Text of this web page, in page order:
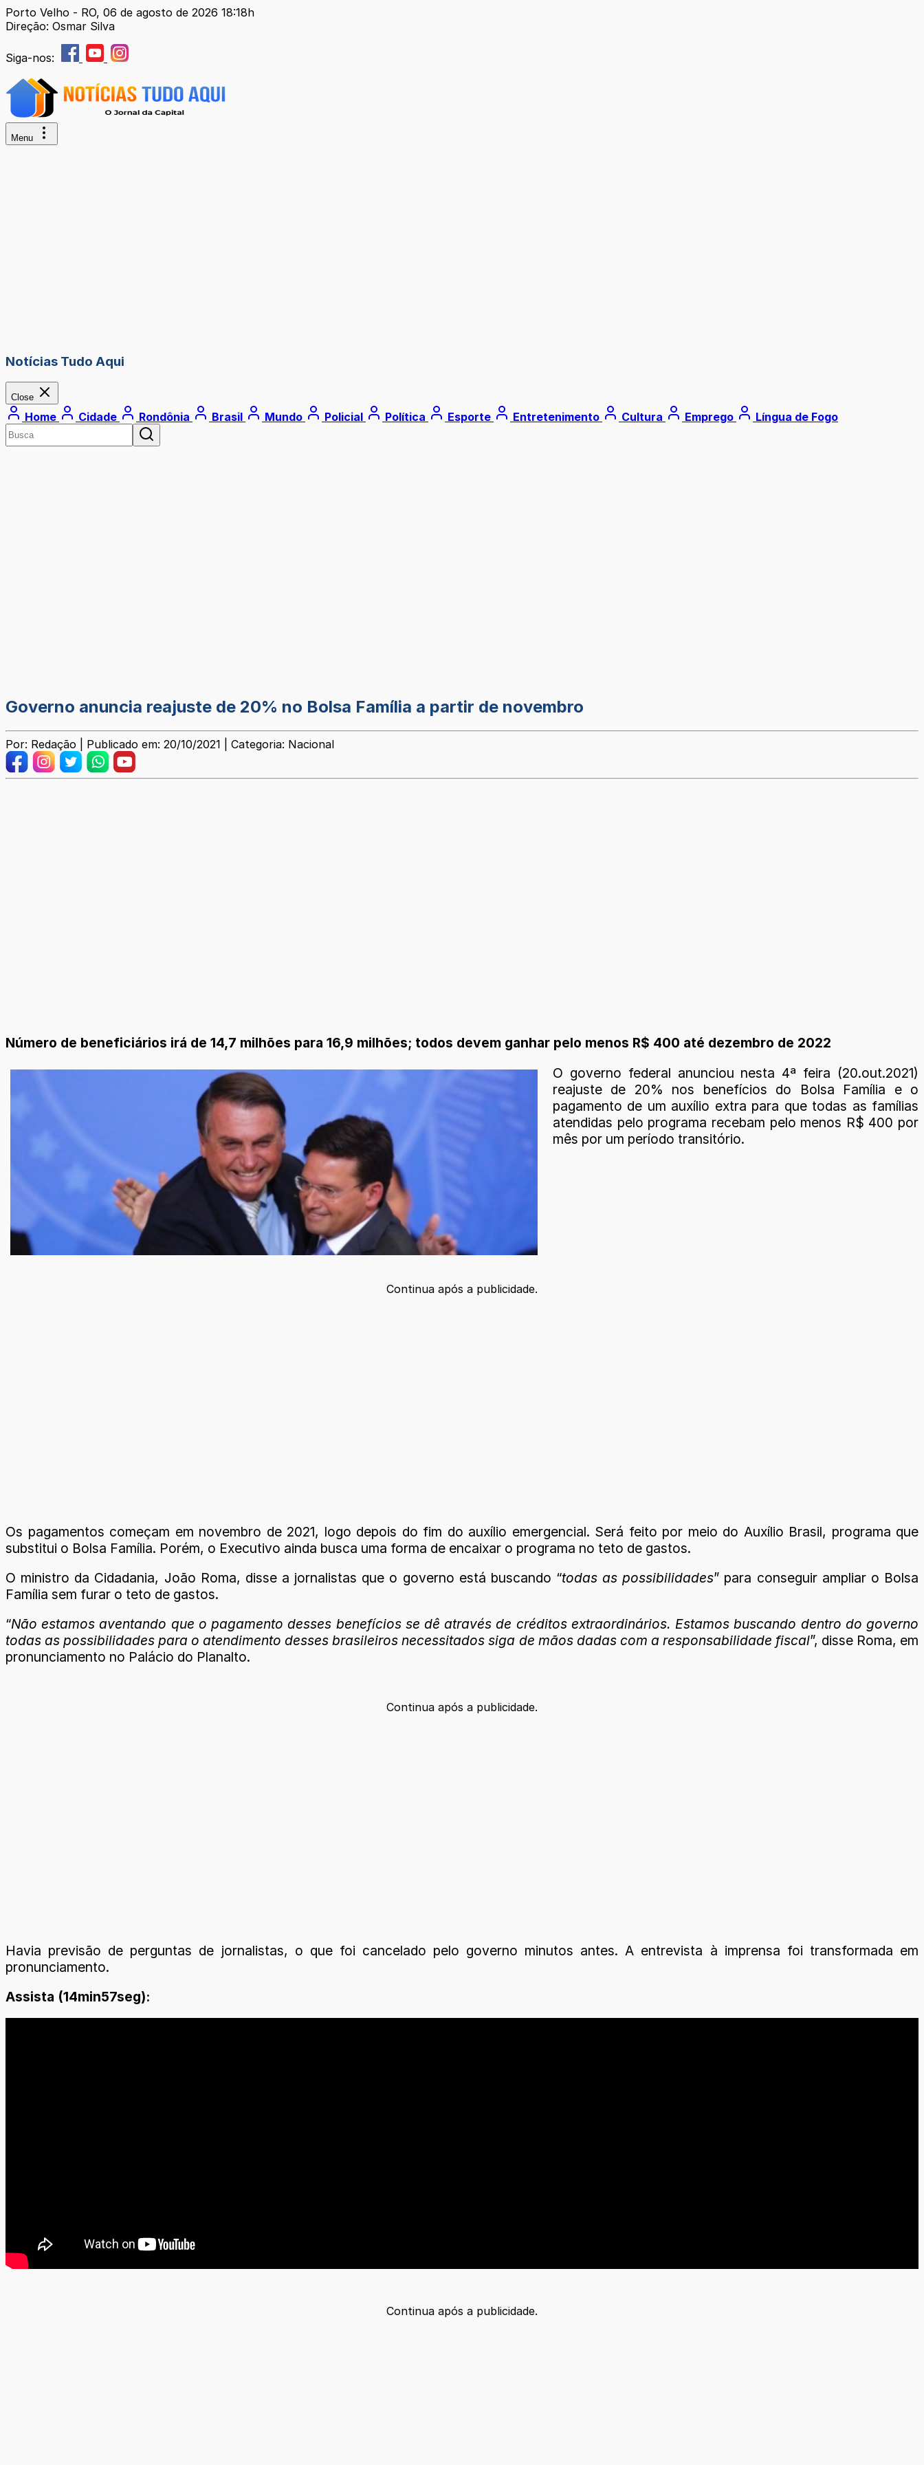
Porto Velho - RO, 06 de agosto de 2026 18:18h
Direção: Osmar Silva
Siga-nos:
Menu
Notícias Tudo Aqui
Close
Home Cidade Rondônia Brasil Mundo Policial Política Esporte Entretenimento Cultura Emprego Língua de Fogo
Governo anuncia reajuste de 20% no Bolsa Família a partir de novembro
Por: Redação | Publicado em: 20/10/2021 | Categoria: Nacional
Número de beneficiários irá de 14,7 milhões para 16,9 milhões; todos devem ganhar pelo menos R$ 400 até dezembro de 2022
O governo federal anunciou nesta 4ª feira (20.out.2021)
reajuste de 20% nos benefícios do Bolsa Família e o
pagamento de um auxílio extra para que todas as famílias
atendidas pelo programa recebam pelo menos R$ 400 por
mês por um período transitório.
Continua após a publicidade.
Os pagamentos começam em novembro de 2021, logo depois do fim do auxílio emergencial. Será feito por meio do Auxílio Brasil, programa que
substitui o Bolsa Família. Porém, o Executivo ainda busca uma forma de encaixar o programa no teto de gastos.
O ministro da Cidadania, João Roma, disse a jornalistas que o governo está buscando “todas as possibilidades” para conseguir ampliar o Bolsa
Família sem furar o teto de gastos.
“Não estamos aventando que o pagamento desses benefícios se dê através de créditos extraordinários. Estamos buscando dentro do governo
todas as possibilidades para o atendimento desses brasileiros necessitados siga de mãos dadas com a responsabilidade fiscal”, disse Roma, em
pronunciamento no Palácio do Planalto.
Continua após a publicidade.
Havia previsão de perguntas de jornalistas, o que foi cancelado pelo governo minutos antes. A entrevista à imprensa foi transformada em
pronunciamento.
Assista (14min57seg):
Continua após a publicidade.